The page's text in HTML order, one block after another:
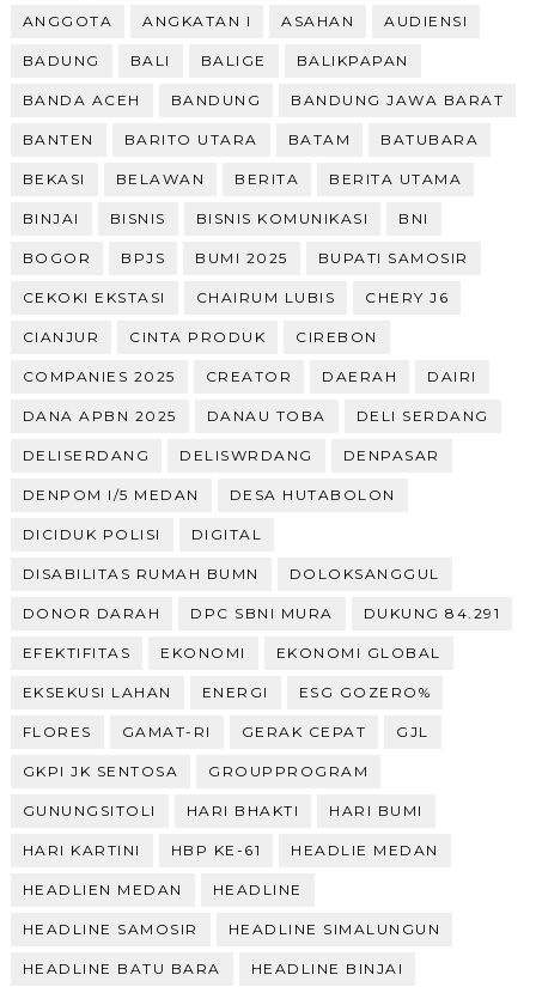
ANGGOTA ANGKATAN I ASAHAN AUDIENSI
BADUNG BALI BALIGE BALIKPAPAN
BANDA ACEH BANDUNG BANDUNG JAWA BARAT
BANTEN BARITO UTARA BATAM BATUBARA
BEKASI BELAWAN BERITA BERITA UTAMA
BINJAI BISNIS BISNIS KOMUNIKASI BNI
BOGOR BPJS BUMI 2025 BUPATI SAMOSIR
CEKOKI EKSTASI CHAIRUM LUBIS CHERY J6
CIANJUR CINTA PRODUK CIREBON
COMPANIES 2025 CREATOR DAERAH DAIRI
DANA APBN 2025 DANAU TOBA DELI SERDANG
DELISERDANG DELISWRDANG DENPASAR
DENPOM I/5 MEDAN DESA HUTABOLON
DICIDUK POLISI DIGITAL
DISABILITAS RUMAH BUMN DOLOKSANGGUL
DONOR DARAH DPC SBNI MURA DUKUNG 84.291
EFEKTIFITAS EKONOMI EKONOMI GLOBAL
EKSEKUSI LAHAN ENERGI ESG GOZERO%
FLORES GAMAT-RI GERAK CEPAT GJL
GKPI JK SENTOSA GROUPPROGRAM
GUNUNGSITOLI HARI BHAKTI HARI BUMI
HARI KARTINI HBP KE-61 HEADLIE MEDAN
HEADLIEN MEDAN HEADLINE
HEADLINE SAMOSIR HEADLINE SIMALUNGUN
HEADLINE BATU BARA HEADLINE BINJAI